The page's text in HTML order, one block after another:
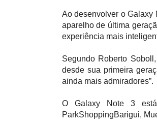
Ao desenvolver o Galaxy
aparelho de última
experiência mais
Segundo Roberto
desde sua primeira
ainda mais admiradores”.
O Galaxy Note 3
ParkShoppingBarigui,